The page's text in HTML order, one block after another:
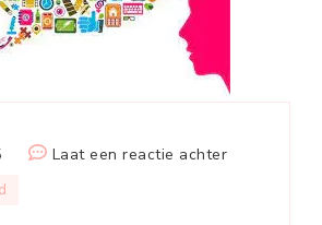
Laat een reactie achterop